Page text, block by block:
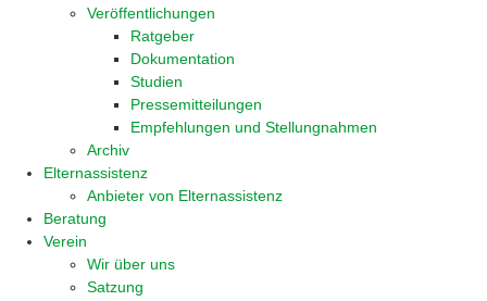
Veröffentlichungen
Ratgeber
Dokumentation
Studien
Pressemitteilungen
Empfehlungen und Stellungnahmen
Archiv
Elternassistenz
Anbieter von Elternassistenz
Beratung
Verein
Wir über uns
Satzung